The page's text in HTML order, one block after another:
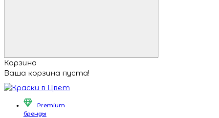
Корзина
Ваша корзина пуста!
Premium
бренды